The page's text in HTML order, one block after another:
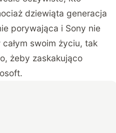
dziewiąta generacja
porywająca i Sony nie
swoim życiu, tak
żeby zaskakująco